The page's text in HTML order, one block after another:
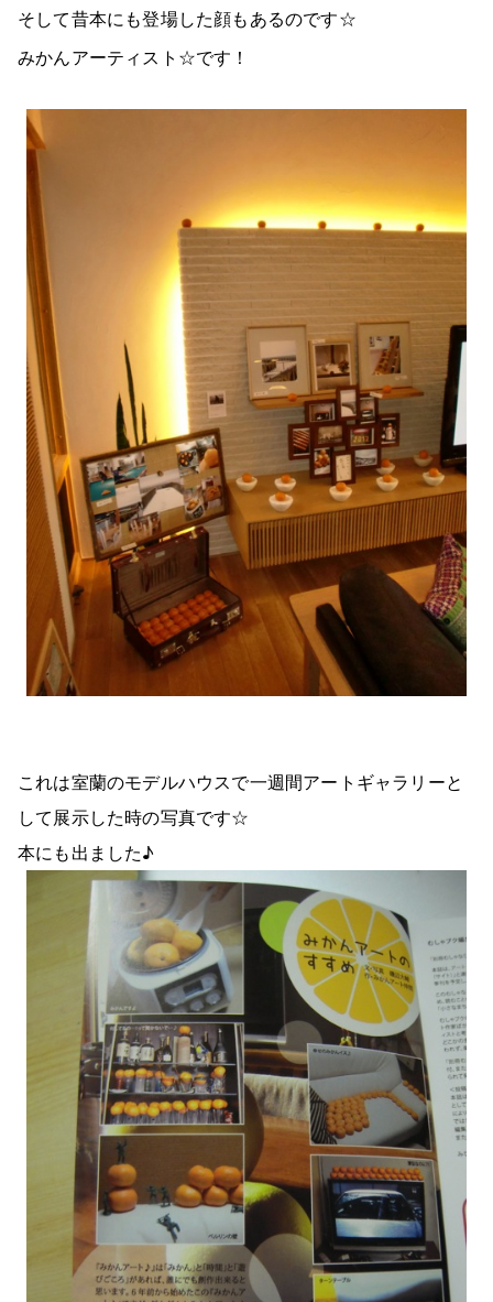
そして昔本にも登場した顔もあるのです☆
みかんアーティスト☆です！
これは室蘭のモデルハウスで一週間アートギャラリーと
して展示した時の写真です☆
本にも出ました♪